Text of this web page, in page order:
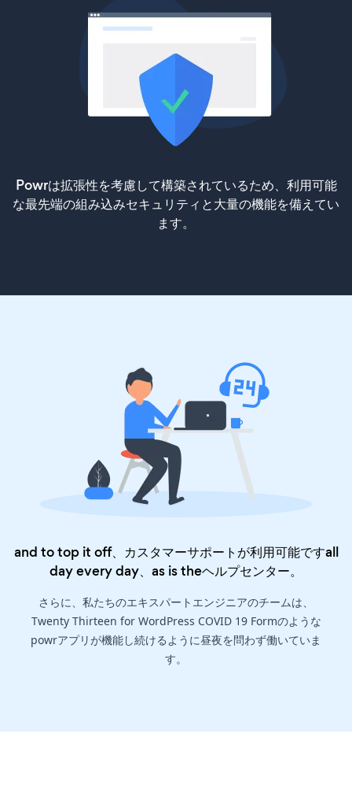
Powrは拡張性を考慮して構築されているため、利用可能
な最先端の組み込みセキュリティと大量の機能を備えてい
ます。
and to top it off、カスタマーサポートが利用可能ですall
day every day、as is theヘルプセンター。
さらに、私たちのエキスパートエンジニアのチームは、
Twenty Thirteen for WordPress COVID 19 Formのような
powrアプリが機能し続けるように昼夜を問わず働いていま
す。